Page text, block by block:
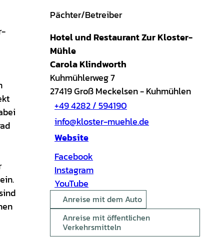
Pächter/Betreiber
Hotel und Restaurant Zur Kloster-
Mühle
Carola Klindworth
Kuhmühlerweg 7
27419Groß Meckelsen- Kuhmühlen
+49 4282 / 594190
info@kloster-muehle.de
Website
Facebook
Instagram
YouTube
Anreise mit dem Auto
Anreise mit öffentlichen
Verkehrsmitteln